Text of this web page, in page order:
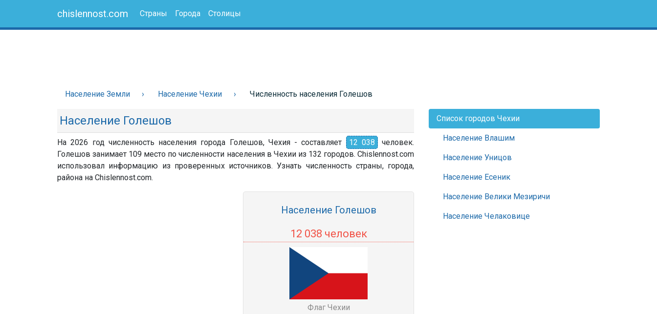
chislennost.com Страны Города Столицы
Население Земли Население Чехии Численность населения Голешов
Население Голешов
На 2026 год численность населения города Голешов, Чехия - составляет 12 038 человек.
Голешов занимает 109 место по численности населения в Чехии из 132 городов. Chislennost.com
использовал информацию из проверенных источников. Узнать численность страны, города,
района на Chislennost.com.
Население Голешов
12 038 человек
Флаг Чехии
Список городов Чехии
Население Влашим
Население Уницов
Население Есеник
Население Велики Мезиричи
Население Челаковице